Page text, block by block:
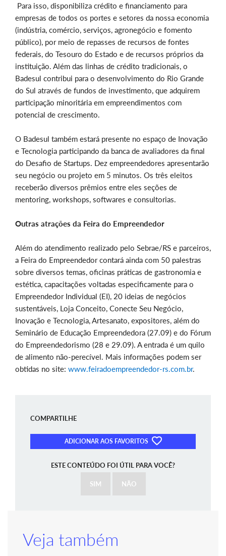
Para isso, disponibiliza crédito e financiamento para
empresas de todos os portes e setores da nossa economia
(indústria, comércio, serviços, agronegócio e fomento
público), por meio de repasses de recursos de fontes
federais, do Tesouro do Estado e de recursos próprios da
instituição. Além das linhas de crédito tradicionais, o
Badesul contribui para o desenvolvimento do Rio Grande
do Sul através de fundos de investimento, que adquirem
participação minoritária em empreendimentos com
potencial de crescimento.
O Badesul também estará presente no espaço de Inovação
e Tecnologia participando da banca de avaliadores da final
do Desafio de Startups. Dez empreendedores apresentarão
seu negócio ou projeto em 5 minutos. Os três eleitos
receberão diversos prêmios entre eles seções de
mentoring, workshops, softwares e consultorias.
Outras atrações da Feira do Empreendedor
Além do atendimento realizado pelo Sebrae/RS e parceiros,
a Feira do Empreendedor contará ainda com 50 palestras
sobre diversos temas, oficinas práticas de gastronomia e
estética, capacitações voltadas especificamente para o
Empreendedor Individual (EI), 20 ideias de negócios
sustentáveis, Loja Conceito, Conecte Seu Negócio,
Inovação e Tecnologia, Artesanato, expositores, além do
Seminário de Educação Empreendedora (27.09) e do Fórum
do Empreendedorismo (28 e 29.09). A entrada é um quilo
de alimento não-perecível. Mais informações podem ser
obtidas no site: www.feiradoempreendedor-rs.com.br.
COMPARTILHE
ADICIONAR AOS FAVORITOS
ESTE CONTEÚDO FOI ÚTIL PARA VOCÊ?
SIM NÃO
Veja também